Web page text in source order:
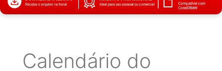
Calendário do